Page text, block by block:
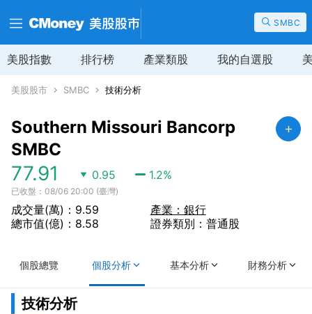
SMBC
美股指數 排行榜 產業類股 我的自選股
美股股市 SMBC 技術分析
Southern Missouri Bancorp
SMBC
77.91 0.95 1.2%
已收盤：08/06 20:00 (臺灣)
成交量(萬)：9.59
總市值(億)：8.58
產業：銀行
證券類別：普通股
個股總覽 個股分析 基本分析 財務分析
技術分析